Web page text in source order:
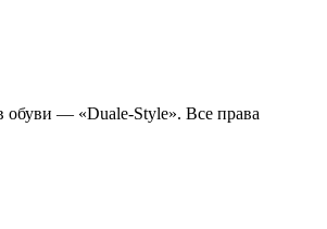
обуви — «Duale-Style». Все права